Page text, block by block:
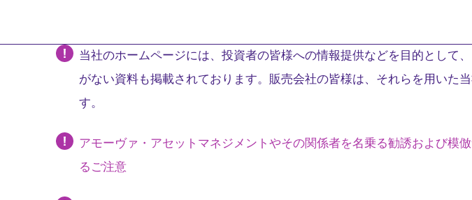
当社のホームページには、投資者の皆様への情報提供などを目的として
がない資料も掲載されております。販売会社の皆様は、それらを用いた
す。
アモーヴァ・アセットマネジメントやその関係者を名乗る勧誘および模
るご注意